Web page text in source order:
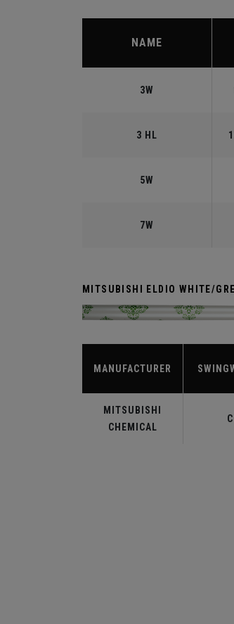
NAME
3W
3 HL
5W
7W
MITSUBISHI ELDIO WHITE/
MANUFACTURER
MITSUBISHI
CHEMICAL